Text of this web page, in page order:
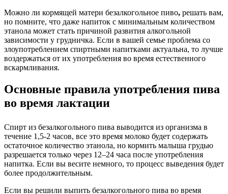
Можно ли кормящей матери безалкогольное пиво, решать вам,
но помните, что даже напиток с минимальным количеством
этанола может стать причиной развития алкогольной
зависимости у грудничка. Если в вашей семье проблема со
злоупотреблением спиртными напитками актуальна, то лучше
воздержаться от их употребления во время естественного
вскармливания.
Основные правила употребления пива
во время лактации
Спирт из безалкогольного пива выводится из организма в
течение 1,5-2 часов, все это время молоко будет содержать
остаточное количество этанола, но кормить малыша грудью
разрешается только через 12–24 часа после употребления
напитка. Если вы весите немного, то процесс выведения будет
более продолжительным.
Если вы решили выпить безалкогольного пива во время